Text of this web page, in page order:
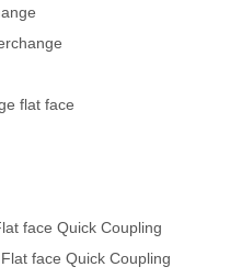
flat face
face Quick Coupling
face Quick Coupling